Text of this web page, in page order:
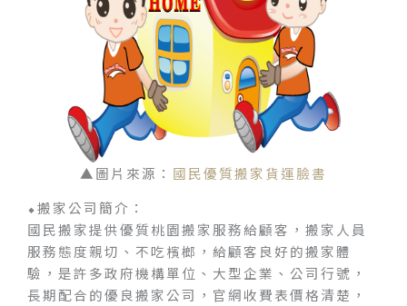
▲圖片來源： 國民優質搬家貨運臉書
⬥搬家公司簡介：
國民搬家提供優質桃園搬家服務給顧客，搬家人員
服務態度親切、不吃檳榔，給顧客良好的搬家體
驗，是許多政府機構單位、大型企業、公司行號，
長期配合的優良搬家公司，官網收費表價格清楚，